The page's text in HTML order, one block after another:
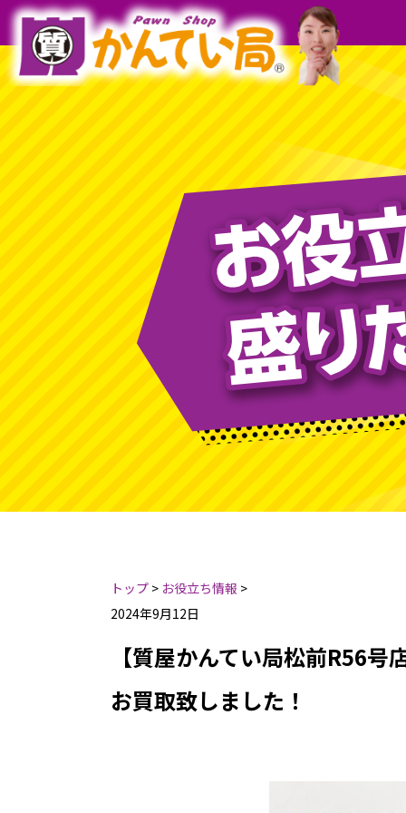
トップ > お役立ち情報 >
2024年9月12日
【質屋かんてい局松前R56
お買取致しました！